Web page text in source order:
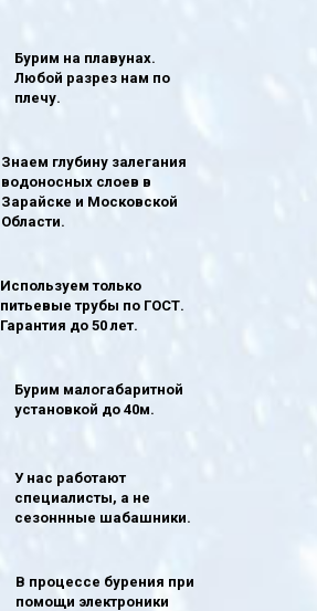
Бурим на плавунах.
Любой разрез нам по
плечу.
Знаем глубину залегания
водоносных слоев в
Зарайске и Московской
Области.
Используем только
питьевые трубы по ГОСТ.
Гарантия до 50 лет.
Бурим малогабаритной
установкой до 40м.
У нас работают
специалисты, а не
сезоннные шабашники.
В процессе бурения при
помощи электроники